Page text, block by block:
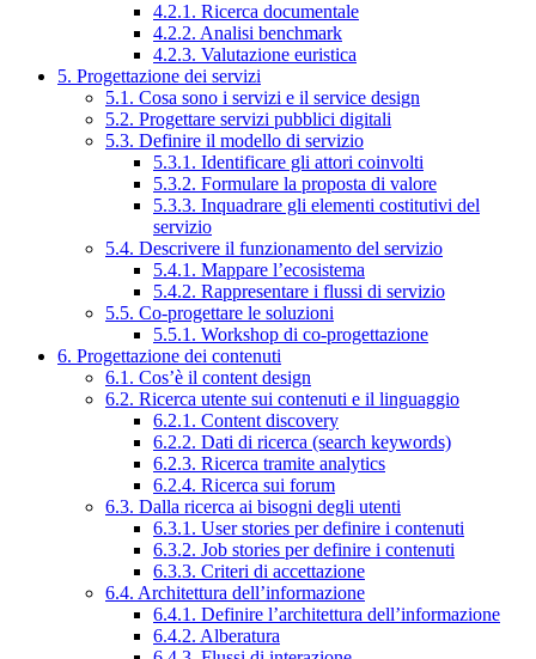
4.2.1. Ricerca documentale
4.2.2. Analisi benchmark
4.2.3. Valutazione euristica
5. Progettazione dei servizi
5.1. Cosa sono i servizi e il service design
5.2. Progettare servizi pubblici digitali
5.3. Definire il modello di servizio
5.3.1. Identificare gli attori coinvolti
5.3.2. Formulare la proposta di valore
5.3.3. Inquadrare gli elementi costitutivi del
servizio
5.4. Descrivere il funzionamento del servizio
5.4.1. Mappare l’ecosistema
5.4.2. Rappresentare i flussi di servizio
5.5. Co-progettare le soluzioni
5.5.1. Workshop di co-progettazione
6. Progettazione dei contenuti
6.1. Cos’è il content design
6.2. Ricerca utente sui contenuti e il linguaggio
6.2.1. Content discovery
6.2.2. Dati di ricerca (search keywords)
6.2.3. Ricerca tramite analytics
6.2.4. Ricerca sui forum
6.3. Dalla ricerca ai bisogni degli utenti
6.3.1. User stories per definire i contenuti
6.3.2. Job stories per definire i contenuti
6.3.3. Criteri di accettazione
6.4. Architettura dell’informazione
6.4.1. Definire l’architettura dell’informazione
6.4.2. Alberatura